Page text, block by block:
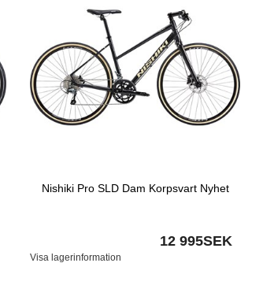
Nishiki Pro SLD Dam Korpsvart Nyhet
12 995SEK
Visa lagerinformation